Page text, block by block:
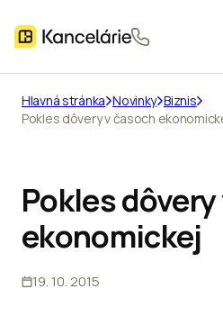
Hlavná stránka Novinky Biznis
Pokles dôvery v časoch
Pokles
ekonomickej
19. 10. 2015